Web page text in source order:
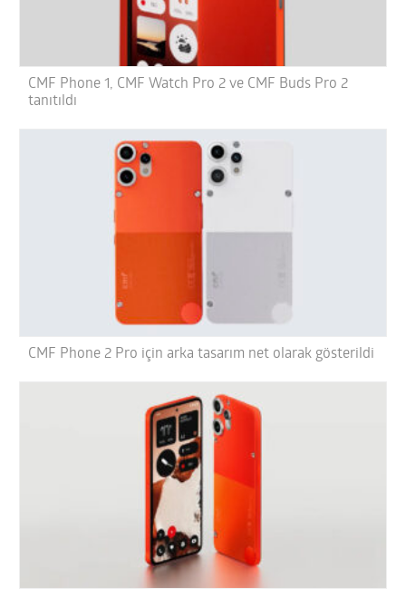
CMF Phone 1, CMF Watch Pro 2 ve CMF Buds Pro 2
tanıtıldı
CMF Phone 2 Pro için arka tasarım net olarak gösterildi